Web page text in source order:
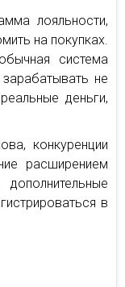
лояльности,
на покупках.
система
не
деньги,
конкуренции
расширением
в